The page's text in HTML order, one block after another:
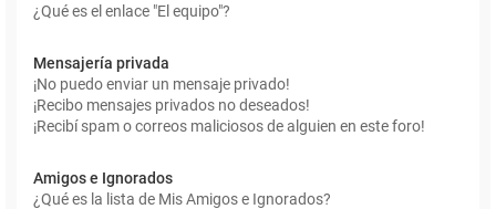
¿Qué es el enlace "El equipo"?
Mensajería privada
¡No puedo enviar un mensaje privado!
¡Recibo mensajes privados no deseados!
¡Recibí spam o correos maliciosos de alguien en este foro!
Amigos e Ignorados
¿Qué es la lista de Mis Amigos e Ignorados?